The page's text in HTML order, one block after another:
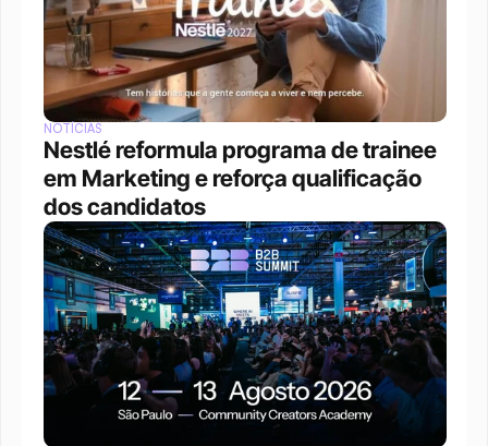
NOTÍCIAS
Nestlé reformula programa de trainee
em Marketing e reforça qualificação
dos candidatos